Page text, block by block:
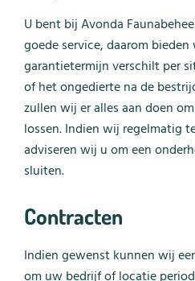
U bent bij Avonda
goede service, daarom
garantietermijn verschilt per
of het ongedierte na de
zullen wij er alles aan doen
lossen. Indien wij regelmatig
adviseren wij u om een
sluiten.
Contracten
Indien gewenst kunnen wij